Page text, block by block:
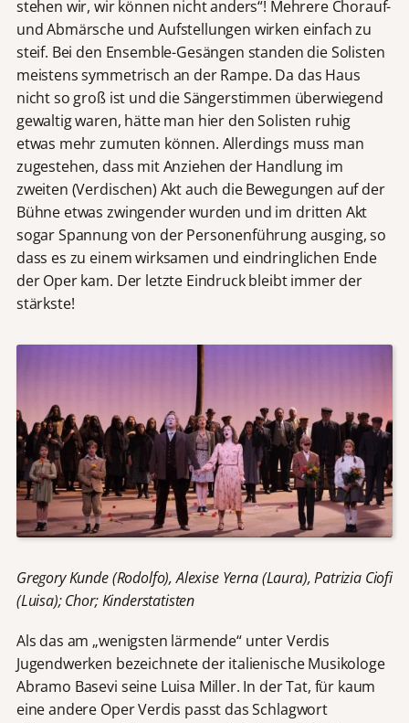
stehen wir, wir können nicht anders“! Mehrere Chorauf-
und Abmärsche und Aufstellungen wirken einfach zu
steif. Bei den Ensemble-Gesängen standen die Solisten
meistens symmetrisch an der Rampe. Da das Haus
nicht so groß ist und die Sängerstimmen überwiegend
gewaltig waren, hätte man hier den Solisten ruhig
etwas mehr zumuten können. Allerdings muss man
zugestehen, dass mit Anziehen der Handlung im
zweiten (Verdischen) Akt auch die Bewegungen auf der
Bühne etwas zwingender wurden und im dritten Akt
sogar Spannung von der Personenführung ausging, so
dass es zu einem wirksamen und eindringlichen Ende
der Oper kam. Der letzte Eindruck bleibt immer der
stärkste!
Gregory Kunde (Rodolfo), Alexise Yerna (Laura), Patrizia Ciofi
(Luisa); Chor; Kinderstatisten
Als das am „wenigsten lärmende“ unter Verdis
Jugendwerken bezeichnete der italienische Musikologe
Abramo Basevi seine Luisa Miller. In der Tat, für kaum
eine andere Oper Verdis passt das Schlagwort